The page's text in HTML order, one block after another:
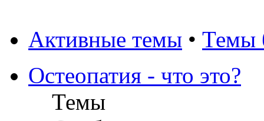
Активные темы • Темы
Остеопатия - что это?
Темы